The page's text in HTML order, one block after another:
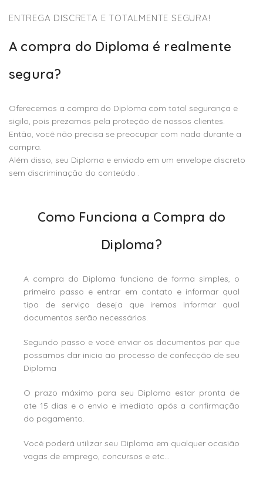
ENTREGA DISCRETA E TOTALMENTE SEGURA!
A compra do Diploma é realmente
segura?
Oferecemos a compra do Diploma com total segurança e
sigilo, pois prezamos pela proteção de nossos clientes.
Então, você não precisa se preocupar com nada durante a
compra.
Além disso, seu Diploma e enviado em um envelope discreto
sem discriminação do conteúdo .
Como Funciona a Compra do
Diploma?
A compra do Diploma funciona de forma simples, o
primeiro passo e entrar em contato e informar qual
tipo de serviço deseja que iremos informar qual
documentos serão necessários.
Segundo passo e você enviar os documentos par que
possamos dar inicio ao processo de confecção de seu
Diploma
O prazo máximo para seu Diploma estar pronta de
ate 15 dias e o envio e imediato após a confirmação
do pagamento.
Você poderá utilizar seu Diploma em qualquer ocasião
vagas de emprego, concursos e etc…